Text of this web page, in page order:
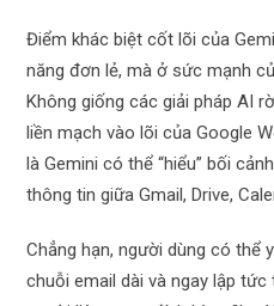
Điểm khác biệt cốt lõi của
năng đơn lẻ, mà ở sức mạnh
Không giống các giải pháp AI
liền mạch vào lõi của Google
là Gemini có thể “hiểu” bối
thông tin giữa Gmail, Drive,
Chẳng hạn, người dùng có thể
chuỗi email dài và ngay lập